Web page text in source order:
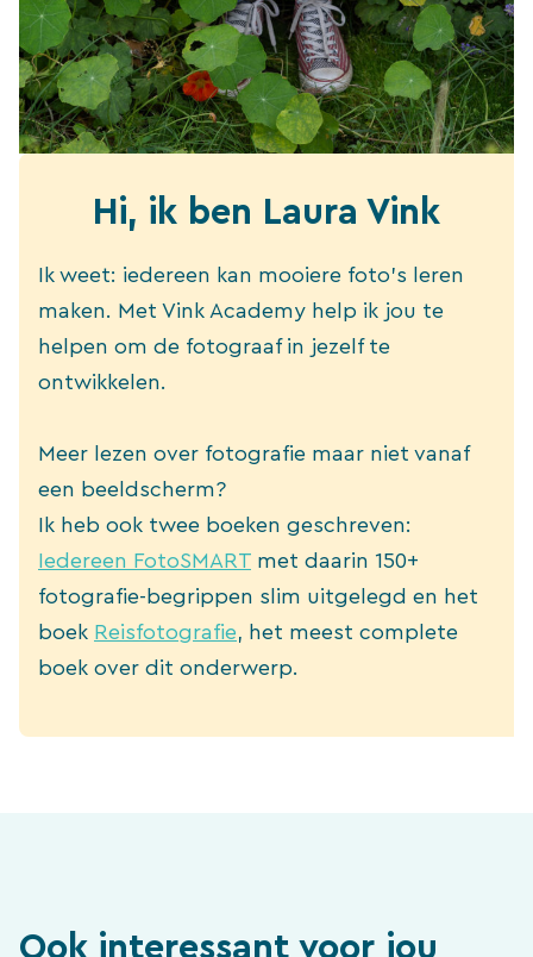
Hi, ik ben Laura Vink
Ik weet: iedereen kan mooiere foto’s leren
maken. Met Vink Academy help ik jou te
helpen om de fotograaf in jezelf te
ontwikkelen.
Meer lezen over fotografie maar niet vanaf
een beeldscherm?
Ik heb ook twee boeken geschreven:
Iedereen FotoSMART met daarin 150+
fotografie-begrippen slim uitgelegd en het
boek Reisfotografie , het meest complete
boek over dit onderwerp.
Ook interessant voor jou
GRATIS EBOOK
Maak deze 10 fouten niet
en je maakt (veel)
mooiere vakantiefoto's